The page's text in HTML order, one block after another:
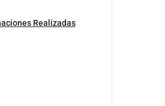
Realizadas